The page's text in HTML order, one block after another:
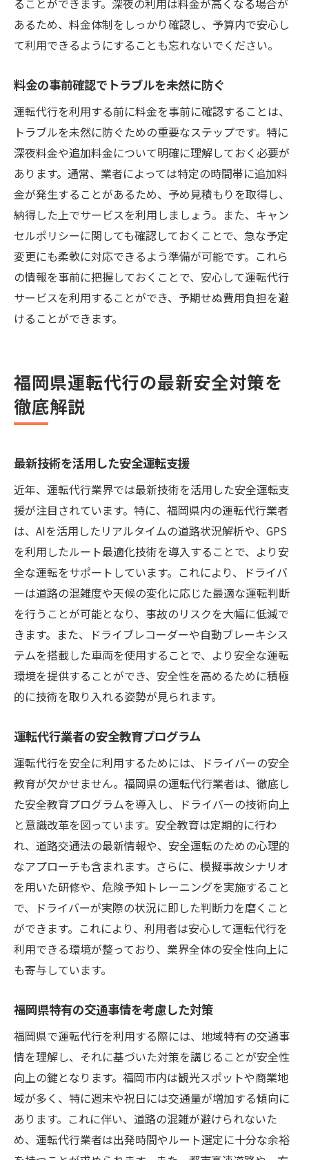
あるため、料金体制をしっかり確認し、予算内で安心し
て利用できるようにすることも忘れないでください。
料金の事前確認でトラブルを未然に防ぐ
運転代行を利用する前に料金を事前に確認することは、
トラブルを未然に防ぐための重要なステップです。特に
深夜料金や追加料金について明確に理解しておく必要が
あります。通常、業者によっては特定の時間帯に追加料
金が発生することがあるため、予め見積もりを取得し、
納得した上でサービスを利用しましょう。また、キャン
セルポリシーに関しても確認しておくことで、急な予定
変更にも柔軟に対応できるよう準備が可能です。これら
の情報を事前に把握しておくことで、安心して運転代行
サービスを利用することができ、予期せぬ費用負担を避
けることができます。
福岡県運転代行の最新安全対策を
徹底解説
最新技術を活用した安全運転支援
近年、運転代行業界では最新技術を活用した安全運転支
援が注目されています。特に、福岡県内の運転代行業者
は、AIを活用したリアルタイムの道路状況解析や、GPS
を利用したルート最適化技術を導入することで、より安
全な運転をサポートしています。これにより、ドライバ
ーは道路の混雑度や天候の変化に応じた最適な運転判断
を行うことが可能となり、事故のリスクを大幅に低減で
きます。また、ドライブレコーダーや自動ブレーキシス
テムを搭載した車両を使用することで、より安全な運転
環境を提供することができ、安全性を高めるために積極
的に技術を取り入れる姿勢が見られます。
運転代行業者の安全教育プログラム
運転代行を安全に利用するためには、ドライバーの安全
教育が欠かせません。福岡県の運転代行業者は、徹底し
た安全教育プログラムを導入し、ドライバーの技術向上
と意識改革を図っています。安全教育は定期的に行わ
れ、道路交通法の最新情報や、安全運転のための心理的
なアプローチも含まれます。さらに、模擬事故シナリオ
を用いた研修や、危険予知トレーニングを実施すること
で、ドライバーが実際の状況に即した判断力を磨くこと
ができます。これにより、利用者は安心して運転代行を
利用できる環境が整っており、業界全体の安全性向上に
も寄与しています。
福岡県特有の交通事情を考慮した対策
福岡県で運転代行を利用する際には、地域特有の交通事
情を理解し、それに基づいた対策を講じることが安全性
向上の鍵となります。福岡市内は観光スポットや商業地
域が多く、特に週末や祝日には交通量が増加する傾向に
あります。これに伴い、道路の混雑が避けられないた
め、運転代行業者は出発時間やルート選定に十分な余裕